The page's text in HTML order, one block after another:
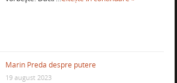
Marin Preda despre putere
19 august 2023